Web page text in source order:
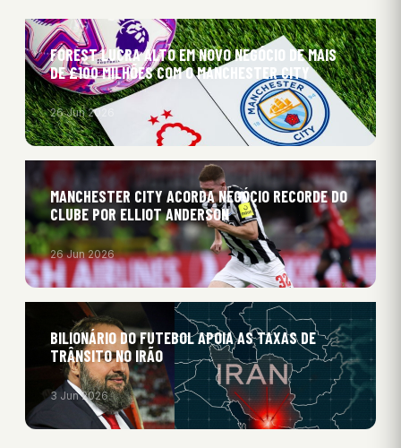
FOREST LUCRA ALTO EM NOVO NEGÓCIO DE MAIS
DE £100 MILHÕES COM O MANCHESTER CITY
26 Jun 2026
MANCHESTER CITY ACORDA NEGÓCIO RECORDE DO
CLUBE POR ELLIOT ANDERSON
26 Jun 2026
BILIONÁRIO DO FUTEBOL APOIA AS TAXAS DE
TRÂNSITO NO IRÃO
3 Jun 2026